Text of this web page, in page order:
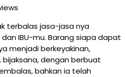
terbalas jasa-jasa nya
dan IBU-mu. Barang siapa dapat
menjadi berkeyakinan,
bijaksana, dengan berbuat
bahkan ia telah